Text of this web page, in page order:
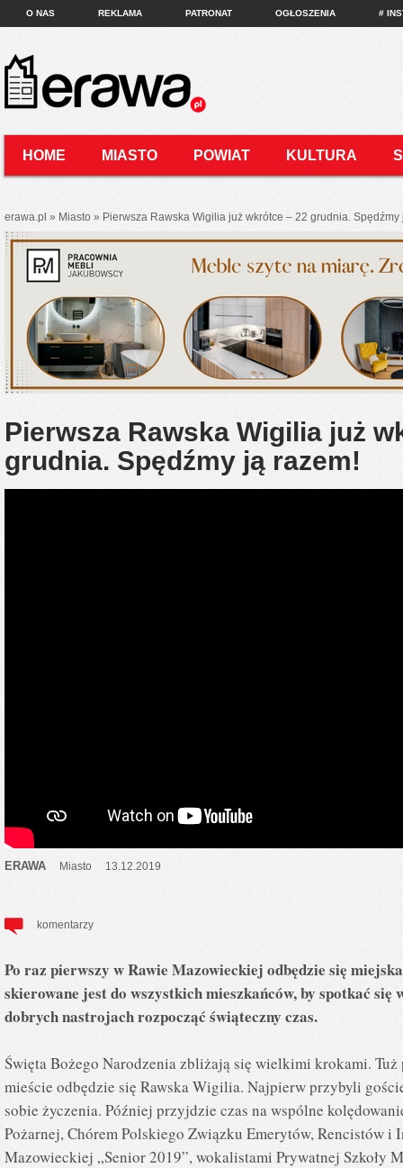
O NAS REKLAMA PATRONAT OGŁOSZENIA #
HOME MIASTO POWIAT KULTURA
erawa.pl » Miasto » Pierwsza Rawska Wigilia już wkrótce – 22 grudnia. Spędźmy
Pierwsza Rawska Wigilia już
grudnia. Spędźmy ją razem!
ERAWA Miasto 13.12.2019
komentarzy
Po raz pierwszy w Rawie Mazowieckiej odbędzie się
skierowane jest do wszystkich mieszkańców, by spotkać się
dobrych nastrojach rozpocząć świąteczny czas.
Święta Bożego Narodzenia zbliżają się wielkimi krokami.
mieście odbędzie się Rawska Wigilia. Najpierw przybyli
sobie życzenia. Później przyjdzie czas na wspólne
Pożarnej, Chórem Polskiego Związku Emerytów, Rencistów i
Mazowieckiej „Senior 2019”, wokalistami Prywatnej Szkoły